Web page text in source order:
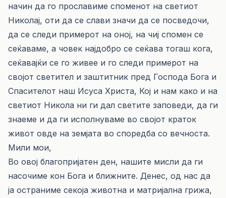
начин да го прославиме споменот на светиот
Николај, оти да се слави значи да се посведочи,
да се следи примерот на оној, на чиј спомен се
сеќаваме, а човек најдобро се сеќава тогаш кога,
сеќавајќи се го живее и го следи примерот на
својот светител и заштитник пред Господа Бога и
Спасителот наш Исуса Христа, Кој и нам како и на
светиот Никола ни ги дал светите заповеди, да ги
знаеме и да ги исполнуваме во својот краток
живот овде на земјата во споредба со вечноста.
Мили мои,
Во овој благопријатен ден, нашите мисли да ги
насочиме кон Бога и ближните. Денес, од нас да
ја остраниме секоја животна и матријална грижа,